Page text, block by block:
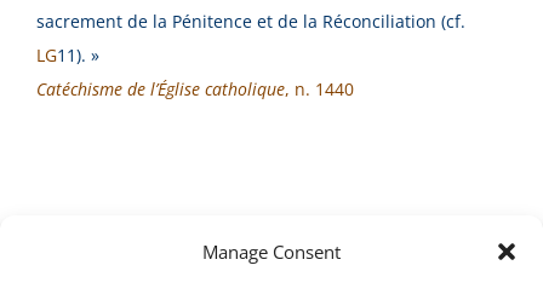
Manage Consent
sacrement de la Pénitence et de la Réconciliation (cf.
LG11). »
Catéchisme de l’Église catholique, n. 1440